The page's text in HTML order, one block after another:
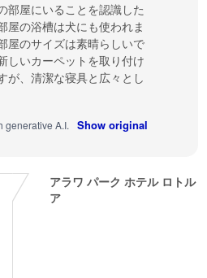
部屋にいることを認識した
屋の浴槽は犬にも使われま
屋のサイズは素晴らしいで
しいカーペットを取り付け
が、清潔な寝具と広々とし
generative A.I. Show original
アラワ パーク ホテル ロトル
ア